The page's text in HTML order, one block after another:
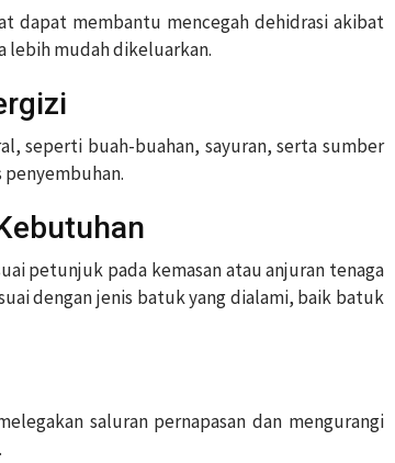
dapat membantu mencegah dehidrasi akibat
lebih mudah dikeluarkan.
seperti buah-buahan, sayuran, serta sumber
petunjuk pada kemasan atau anjuran tenaga
dengan jenis batuk yang dialami, baik batuk
saluran pernapasan dan mengurangi